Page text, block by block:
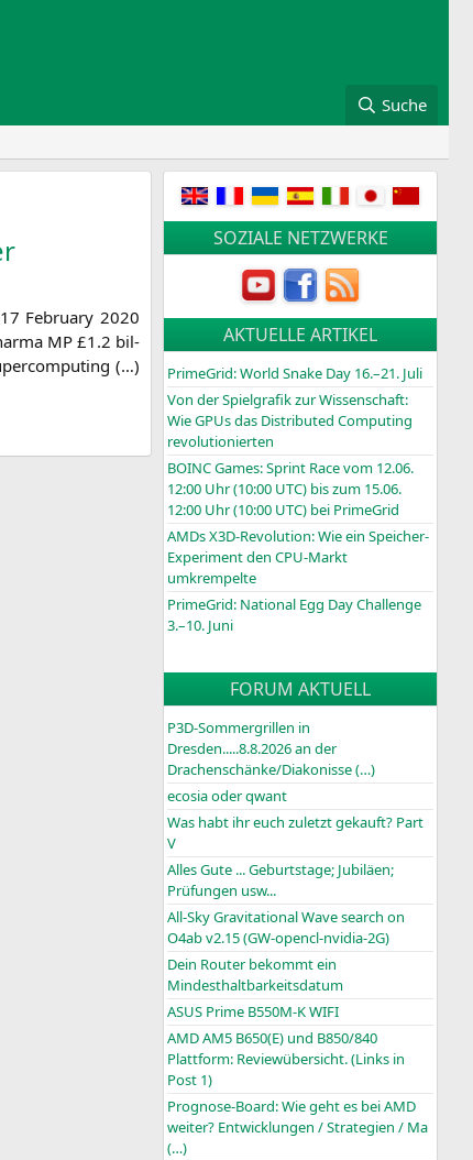
Suche
Febru­ary 2020
MP£1.2 bil­
(…)
SOZIALE NETZWERKE
AKTUELLE ARTIKEL
PrimeGrid: World Snake Day 16.–21. Juli
Von der Spielgrafik zur Wissenschaft:
Wie GPUs das Distributed Computing
revolutionierten
BOINCGames: Sprint Race vom 12.06.
12:00 Uhr (10:00 UTC) bis zum 15.06.
12:00 Uhr (10:00 UTC) bei PrimeGrid
AMDs X3D-Revolution: Wie ein Speicher-
Experiment den CPU-Markt
umkrempelte
PrimeGrid: National Egg Day Challenge
3.–10. Juni
FORUM AKTUELL
P3D-Sommergrillen in
Dresden.....8.8.2026 an der
Drachenschänke/Diakonisse (…)
ecosia oder qwant
Was habt ihr euch zuletzt gekauft? Part
V
Alles Gute ... Geburtstage; Jubiläen;
Prüfungen usw...
All-Sky Gravitational Wave search on
O4ab v2.15 (GW-opencl-nvidia-2G)
Dein Router bekommt ein
Mindesthaltbarkeitsdatum
ASUS Prime B550M-K WIFI
AMD AM5 B650(E) und B850/840
Plattform: Reviewübersicht. (Links in
Post 1)
Prognose-Board: Wie geht es bei AMD
weiter? Entwicklungen / Strategien / Ma
(…)